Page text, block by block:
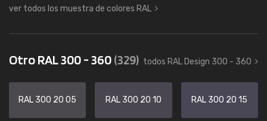
ver todos los muestra de colores RAL
Otro RAL 300 - 360(329) todos RAL Design 300 - 360
RAL 300 20 05 RAL 300 20 10 RAL 300 20 15